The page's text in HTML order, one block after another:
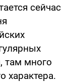
сейчас
там много
характера.